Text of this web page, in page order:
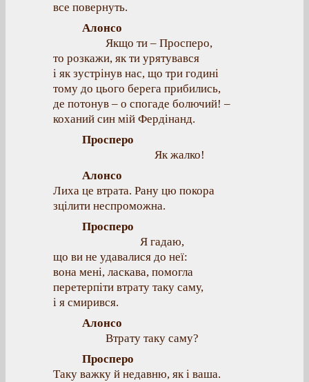
все повернуть.
Алонсо
Якщо ти – Просперо,
то розкажи, як ти урятувався
і як зустрінув нас, що три годині
тому до цього берега прибились,
де потонув – о спогаде болючий! –
коханий син мій Фердінанд.
Просперо
Як жалко!
Алонсо
Лиха це втрата. Рану цю покора
зцілити неспроможна.
Просперо
Я гадаю,
що ви не удавалися до неї:
вона мені, ласкава, помогла
перетерпіти втрату таку саму,
і я смирився.
Алонсо
Втрату таку саму?
Просперо
Таку важку й недавню, як і ваша.